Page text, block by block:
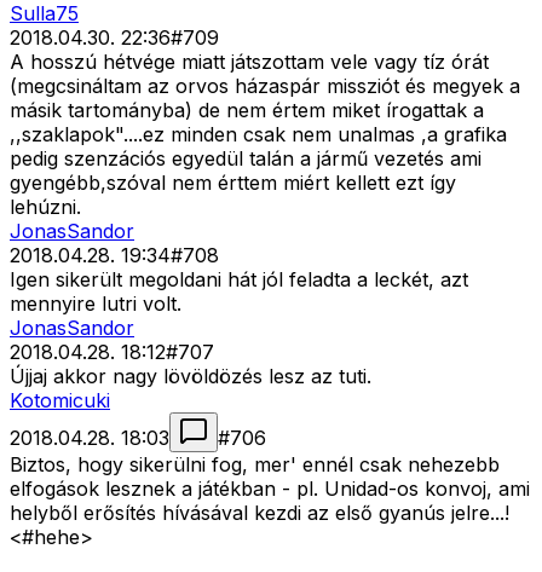
Sulla75
2018.04.30. 22:36#709
A hosszú hétvége miatt játszottam vele vagy tíz órát
(megcsináltam az orvos házaspár missziót és megyek a
másik tartományba) de nem értem miket írogattak a
,,szaklapok"....ez minden csak nem unalmas ,a grafika
pedig szenzációs egyedül talán a jármű vezetés ami
gyengébb,szóval nem érttem miért kellett ezt így
lehúzni.
JonasSandor
2018.04.28. 19:34#708
Igen sikerült megoldani hát jól feladta a leckét, azt
mennyire lutri volt.
JonasSandor
2018.04.28. 18:12#707
Újjaj akkor nagy lövöldözés lesz az tuti.
Kotomicuki
2018.04.28. 18:03
#706
Biztos, hogy sikerülni fog, mer' ennél csak nehezebb
elfogások lesznek a játékban - pl. Unidad-os konvoj, ami
helyből erősítés hívásával kezdi az első gyanús jelre...!
<#hehe>